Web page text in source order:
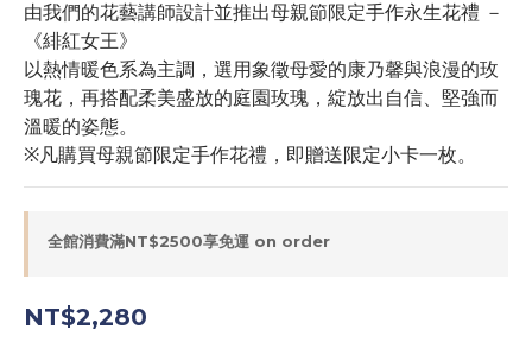
由我們的花藝講師設計並推出母親節限定手作永生花禮 －
《緋紅女王》
以熱情暖色系為主調，選用象徵母愛的康乃馨與浪漫的玫
瑰花，再搭配柔美盛放的庭園玫瑰，綻放出自信、堅強而
溫暖的姿態。
※凡購買母親節限定手作花禮，即贈送限定小卡一枚。
全館消費滿NT$2500享免運 on order
NT$2,280